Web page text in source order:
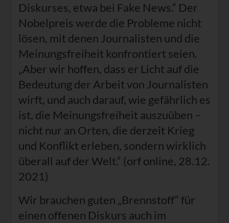
Diskurses, etwa bei Fake News.“ Der
Nobelpreis werde die Probleme nicht
lösen, mit denen Journalisten und die
Meinungsfreiheit konfrontiert seien.
„Aber wir hoffen, dass er Licht auf die
Bedeutung der Arbeit von Journalisten
wirft, und auch darauf, wie gefährlich es
ist, die Meinungsfreiheit auszuüben –
nicht nur an Orten, die derzeit Krieg
und Konflikt erleben, sondern wirklich
überall auf der Welt.“ (orf online, 28.12.
2021)
Wir brauchen guten „Brennstoff“ für
einen offenen Diskurs auch im